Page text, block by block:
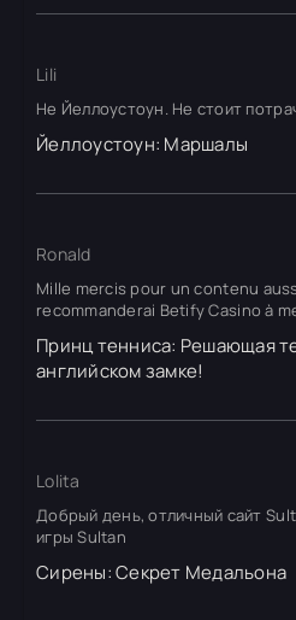
Lili
Не Йеллоустоун. Не стоит
Йеллоустоун: Маршалы
Ronald
Mille mercis pour un contenu
recommanderai Betify Casino à
Принц тенниса: Решающая
английском замке!
Lolita
Добрый день, отличный сайт
игры Sultan
Сирены: Секрет Медальона